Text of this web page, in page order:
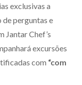
exclusivas a
de perguntas e
Jantar Chef’s
excursões
com “com